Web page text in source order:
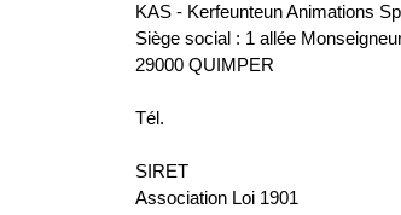
KAS - Kerfeunteun Animations
Siège social : 1 allée
29000 QUIMPER
Tél.
SIRET
Association Loi 1901